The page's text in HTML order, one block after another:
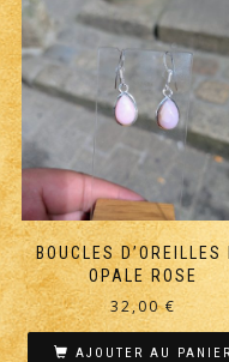
BOUCLES D’OREILLES
OPALE ROSE
32,00€
AJOUTER AU PANIER